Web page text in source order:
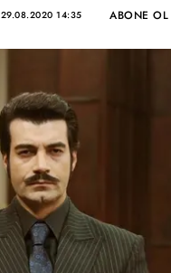
29.08.2020 14:35 ABONE OL